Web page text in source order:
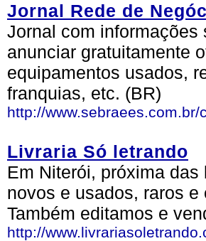
Jornal Rede de
Jornal com informações
anunciar gratuitamente
equipamentos usados,
franquias, etc. (BR)
http://
Livraria Só letrando
Em Niterói, próxima
novos e usados, raros
Também editamos e
http://